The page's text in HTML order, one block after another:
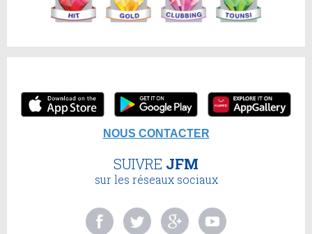
NOUS CONTACTER
SUIVRE JFM
sur les réseaux sociaux